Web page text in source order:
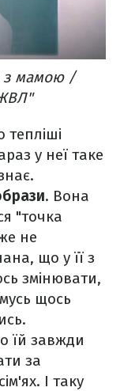
з мамою /
у неї таке
. Вона
"точка
не
що у її з
змінювати,
щось
їй завжди
за
І таку